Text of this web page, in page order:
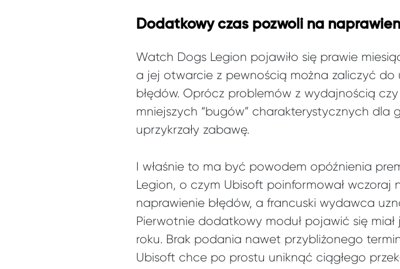
Dodatkowy czas pozwoli na
Watch Dogs Legion pojawiło się prawie
a jej otwarcie z pewnością można zaliczyć
błędów. Oprócz problemów z wydajnością
mniejszych “bugów” charakterystycznych
uprzykrzały zabawę.
I właśnie to ma być powodem opóźnienia
Legion, o czym Ubisoft poinformował wczoraj
naprawienie błędów, a francuski wydawca
Pierwotnie dodatkowy moduł pojawić się
roku. Brak podania nawet przybliżonego
Ubisoft chce po prostu uniknąć ciągłego